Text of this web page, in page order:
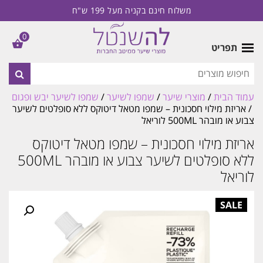
משלוח חינם בקניה מעל 199 ש"ח
תפריט
עמוד הבית/ מוצרי שיער/ שמפו לשיער/ שמפו לשיער יבש ופגום
/ אריזת מילוי חסכונית – שמפו מטאל דיטוקס ללא סופלטים לשיער
צבוע או מובהר 500ML לוריאל
אריזת מילוי חסכונית – שמפו מטאל דיטוקס
ללא סופלטים לשיער צבוע או מובהר 500ML
לוריאל
0